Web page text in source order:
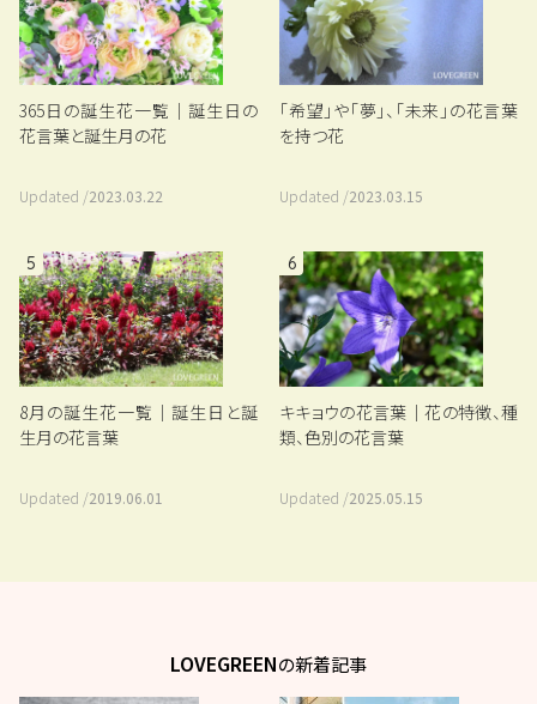
365日の誕生花一覧｜誕生日の
花言葉と誕生月の花
Updated /2023.03.22
「希望」や「夢」、「未来」の花言葉
を持つ花
Updated /2023.03.15
5
8月の誕生花一覧｜誕生日と誕
生月の花言葉
Updated /2019.06.01
6
キキョウの花言葉｜花の特徴、種
類、色別の花言葉
Updated /2025.05.15
LOVEGREENの新着記事